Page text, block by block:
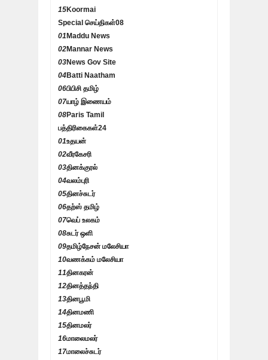
15Koormai
Special செய்திகள்08
01 Maddu News
02Mannar News
03News Gov Site
04Batti Naatham
06பிபிசி தமிழ்
07யாழ் இணையம்
08Paris Tamil
பத்திரிகைகள்24
01உதயன்
02வீரகேசரி
03தினக்குரல்
04வலம்புரி
05தினச்சுடர்
06தற்ஸ் தமிழ்
07வெப் உலகம்
08சுடர் ஒளி
09தமிழ்நேசன் மலேசியா
10வணக்கம் மலேசியா
11தினகரன்
12தினத்தந்தி
13தினபூமி
14தினமணி
15தினமலர்
16மாலைமலர்
17மாலைச்சுடர்